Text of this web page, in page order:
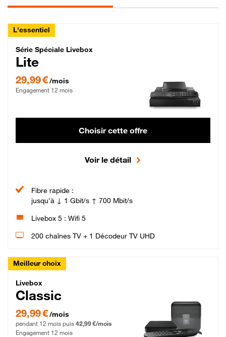
L'essentiel
Série Spéciale Livebox Lite Fibre
Série Spéciale Livebox
Lite
29,99 €/mois
Engagement 12 mois
Choisir cette offre
Voir le détail
Fibre rapide :
jusqu'à ↓ 1 Gbit/s ↑ 700 Mbit/s
Livebox 5 : Wifi 5
200 chaînes TV + 1 Décodeur TV UHD
Meilleur choix
Livebox Classic Fibre
Livebox
Classic
29,99 € par mois pendant 12 mois puis 42,99 € par mois, Engagement 12 mois
29,99 €/mois
pendant 12 mois puis 42,99 €/mois
Engagement 12 mois